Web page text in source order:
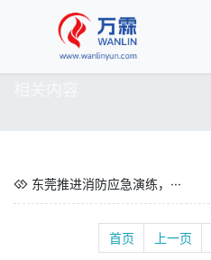
东莞推进消防应急演练，···
首页 上一页